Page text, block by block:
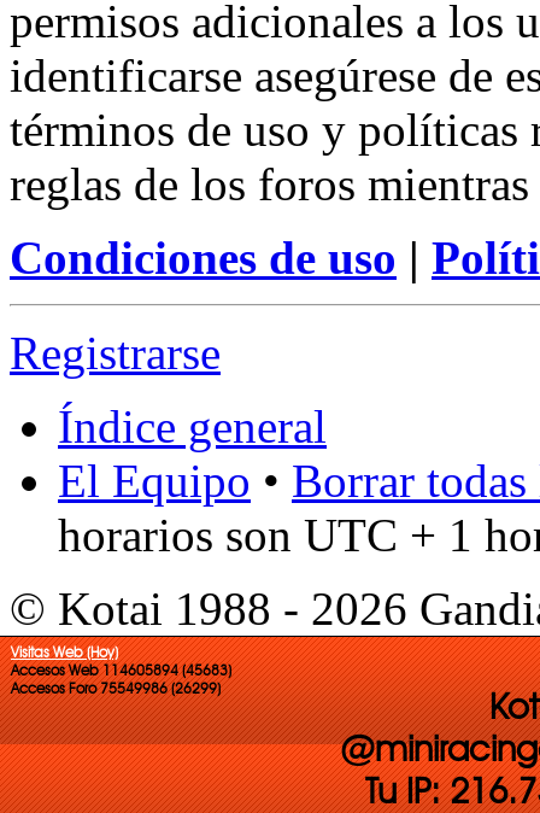
permisos adicionales a los
identificarse asegúrese de
términos de uso y políticas
reglas de los foros
Condiciones de uso |
Registrarse
Índice general
El Equipo • Borrar
horarios son UTC + 1
© Kotai 1988 - 2026
Visitas Web (Hoy)
Accesos Web 114605894 (45683)
Accesos Foro 75549986 (26299)
Tu IP: